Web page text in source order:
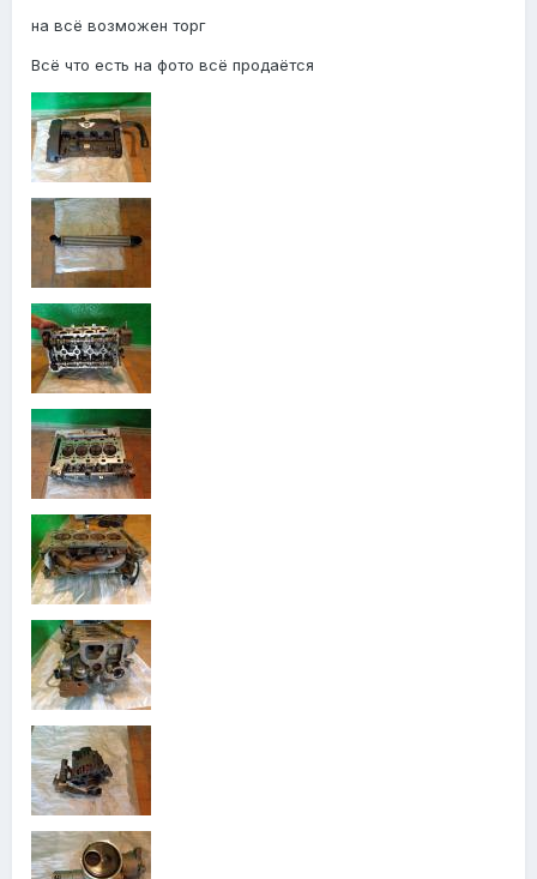
на всё возможен торг
Всё что есть на фото всё продаётся